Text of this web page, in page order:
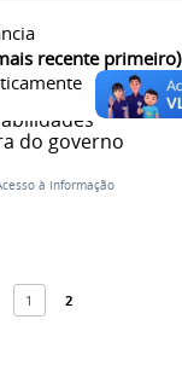
recente primeiro)
,tag 3
como é a
quais suas
do governo
à Informação
1 2